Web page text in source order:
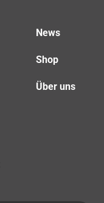
News
Shop
Über uns